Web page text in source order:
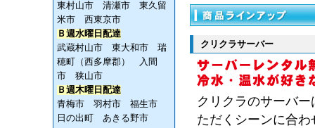
東村山市 清瀬市 東久留
米市 西東京市
Ｂ週水曜日配達
武蔵村山市 東大和市 瑞
穂町（西多摩郡） 入間
市 狭山市
Ｂ週木曜日配達
青梅市 羽村市 福生市
日の出町 あきる野市
長期の連休と
ただき、早め
します。
以前からお伝
時に備えて、
クリクラサーバー
クリクラのサーバ
ただくシーンに合